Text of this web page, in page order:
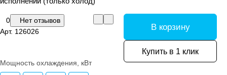
0
Нет отзывов
Арт. 126026
Мощность охлаждения, кВт
В корзину
Купить в 1 клик